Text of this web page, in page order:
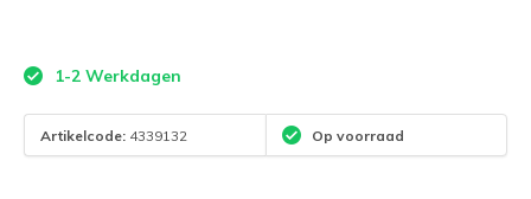
1-2 Werkdagen
Artikelcode: 4339132 Op voorraad